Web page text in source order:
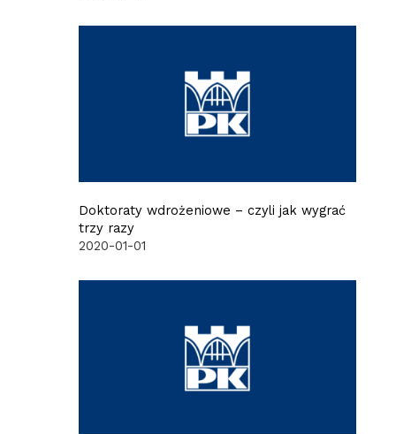
Doktoraty wdrożeniowe – czyli jak wygrać
trzy razy
2020-01-01